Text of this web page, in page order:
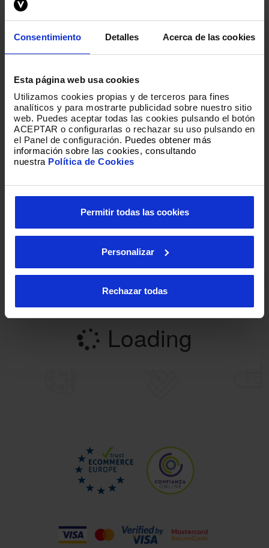
Consentimiento Detalles Acerca de las cookies
Esta página web usa cookies
Utilizamos cookies propias y de terceros para fines
analíticos y para mostrarte publicidad sobre nuestro sitio
web. Puedes aceptar todas las cookies pulsando el botón
ACEPTAR o configurarlas o rechazar su uso pulsando en
el Panel de configuración. Puedes obtener más
información sobre las cookies, consultando
nuestra Política de Cookies
Permitir todas las cookies
Personalizar
Rechazar todas
¡Compra tus entradas ahora y únete a la fiesta con
Camelaen elParque Antonio SoriadeTorrevieja!
Será una noche que recordarás para siempre. ¡No
POLÍTICA DE MENORES:
MENORES DE 16 AÑOS DEBEN ACCEDER
ACOMPAÑADOS DE PADRE/MADRE O TUTOR
LEGAL.
MENORES ENTRE 16 Y 17 AÑOS CON
AUTORIZACIÓN FIRMADA POR PADRE/MADRE O
TUTOR LEGAL.
Loading